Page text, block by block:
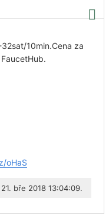
10min.Cena za
oHaS
bře 2018 13:04:09.